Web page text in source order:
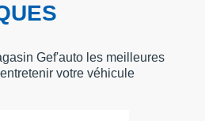
Gef'auto les meilleures
votre véhicule